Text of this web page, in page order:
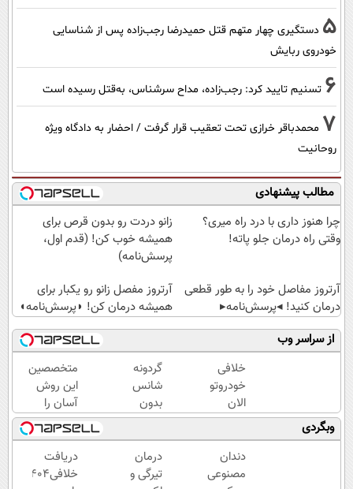
5 دستگیری چهار متهم قتل حمیدرضا رجب‌زاده پس از شناسایی
خودروی ربایش
6 تسنیم تایید کرد: رجب‌زاده، مداح سرشناس، به‌قتل رسیده است
7 محمدباقر خرازی تحت تعقیب قرار گرفت / احضار به دادگاه ویژه
روحانیت
مطالب پیشنهادی
چرا هنوز داری با درد راه میری؟
وقتی راه درمان جلو پاته!
زانو دردت رو بدون قرص برای
همیشه خوب کن! (قدم اول،
پرسش‌نامه)
آرتروز مفاصل خود را به طور قطعی
درمان کنید! ◂پرسش‌نامه▸
آرتروز مفصل زانو رو یکبار برای
همیشه درمان کن! ◗پرسش‌نامه◖
از سراسر وب
خلافی
خودروتو
الان
ببین، با
پلاک و
کد
ملی،
گردونه
شانس
بدون
پوچ، از
آیفون17تا
PS5 و
طلای
متخصصین
این روش
آسان را
برای لاغری
شکم و
پهلو
معرفی
وبگردی
دندان
مصنوعی
درمان
تیرگی و
دریافت
خلافی۱۴۰۴